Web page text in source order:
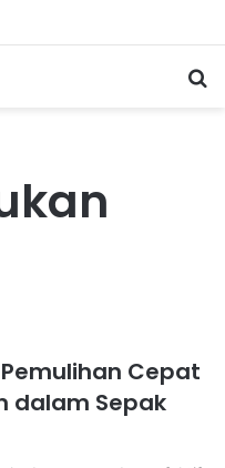
Cepat
dalam Sepak